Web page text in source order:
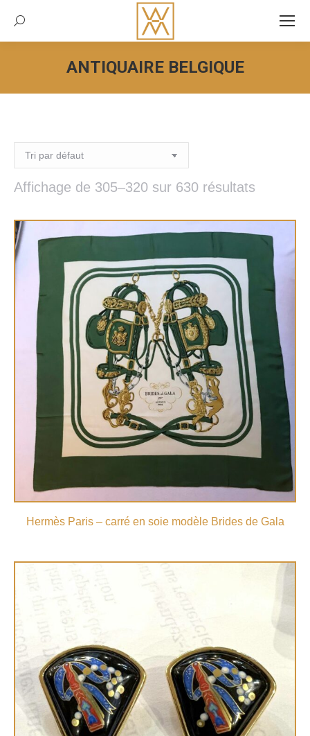
Recherche:
ANTIQUAIRE BELGIQUE
Vous êtes ici :
Affichage de 305–320 sur 630 résultats
Hermès Paris – carré en soie modèle Brides de Gala